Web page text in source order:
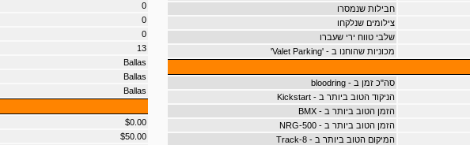
0
0
0
13
Ballas
Ballas
Ballas
$0.00
$50.00
חבילות שנמסרו
צילומים שנלקחו
שלבי טווח ירי שעברו
מכוניות שהוחנו ב - 'Valet Parking'
סה"כ זמן ב - bloodring
הניקוד הטוב ביותר ב - Kickstart
הזמן הטוב ביותר ב - BMX
הזמן הטוב ביותר ב - NRG-500
המיקום הטוב ביותר ב - 8-Track